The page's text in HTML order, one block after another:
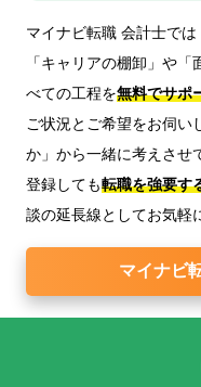
マイナビ転職 会計士では
「キャリアの棚卸」や
べての工程を無料でサポ
ご状況とご希望をお伺い
か」から一緒に考えさせ
登録しても転職を強要す
談の延長線としてお気軽
マイナビ